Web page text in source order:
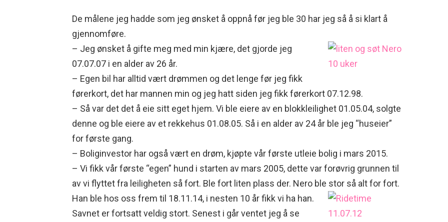
De målene jeg hadde som jeg ønsket å oppnå før jeg ble 30 har jeg så å si klart å
gjennomføre.
– Jeg ønsket å gifte meg med min kjære, det gjorde jeg
07.07.07 i en alder av 26 år.
– Egen bil har alltid vært drømmen og det lenge før jeg fikk
førerkort, det har mannen min og jeg hatt siden jeg fikk førerkort 07.12.98.
– Så var det det å eie sitt eget hjem. Vi ble eiere av en blokkleilighet 01.05.04, solgte
denne og ble eiere av et rekkehus 01.08.05. Så i en alder av 24 år ble jeg “huseier”
for første gang.
– Boliginvestor har også vært en drøm, kjøpte vår første utleie bolig i mars 2015.
– Vi fikk vår første “egen” hund i starten av mars 2005, dette var forøvrig grunnen til
av vi flyttet fra leiligheten så fort. Ble fort liten plass der. Nero ble stor så alt for fort.
Han ble hos oss frem til 18.11.14, i nesten 10 år fikk vi ha han.
Savnet er fortsatt veldig stort. Senest i går ventet jeg å se